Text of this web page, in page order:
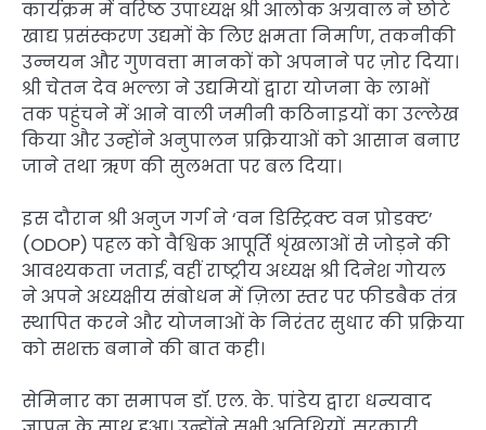
कार्यक्रम में वरिष्ठ उपाध्यक्ष श्री आलोक अग्रवाल ने छोटे
खाद्य प्रसंस्करण उद्यमों के लिए क्षमता निर्माण, तकनीकी
उन्नयन और गुणवत्ता मानकों को अपनाने पर ज़ोर दिया।
श्री चेतन देव भल्ला ने उद्यमियों द्वारा योजना के लाभों
तक पहुंचने में आने वाली जमीनी कठिनाइयों का उल्लेख
किया और उन्होंने अनुपालन प्रक्रियाओं को आसान बनाए
जाने तथा ऋण की सुलभता पर बल दिया।
इस दौरान श्री अनुज गर्ग ने ‘वन डिस्ट्रिक्ट वन प्रोडक्ट’
(ODOP) पहल को वैश्विक आपूर्ति शृंखलाओं से जोड़ने की
आवश्यकता जताई, वहीं राष्ट्रीय अध्यक्ष श्री दिनेश गोयल
ने अपने अध्यक्षीय संबोधन में ज़िला स्तर पर फीडबैक तंत्र
स्थापित करने और योजनाओं के निरंतर सुधार की प्रक्रिया
को सशक्त बनाने की बात कही।
सेमिनार का समापन डॉ. एल. के. पांडेय द्वारा धन्यवाद